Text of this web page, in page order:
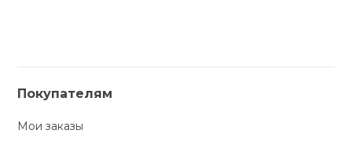
Покупателям
Мои заказы